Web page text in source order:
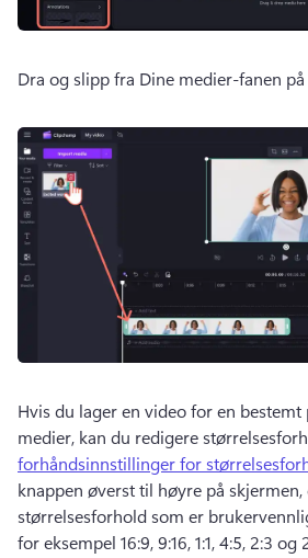
Dra og slipp fra Dine medier-fanen
Hvis du lager en video for en
medier, kan du redigere
forhåndsinnstillinger for
knappen øverst til høyre på
størrelsesforhold som er
for eksempel 16:9, 9:16, 1:1, 4:5, 2:3 og